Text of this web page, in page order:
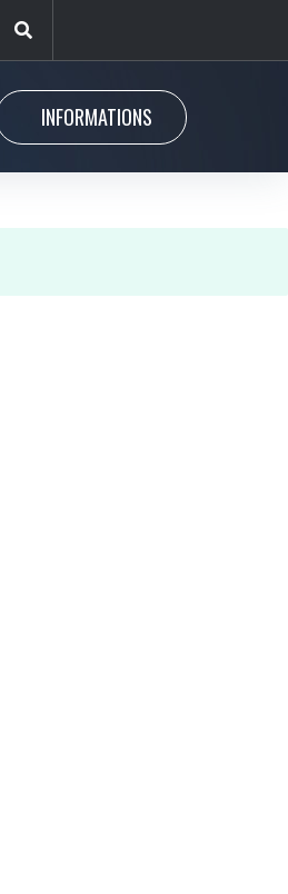
INFORMATIONS